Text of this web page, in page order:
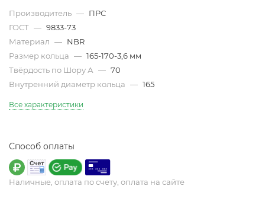
Производитель — ПРС
ГОСТ — 9833-73
Материал — NBR
Размер кольца — 165-170-3,6 мм
Твёрдость по Шору А — 70
Внутренний диаметр кольца — 165
Все характеристики
Способ оплаты
Наличные, оплата по счету, оплата на сайте